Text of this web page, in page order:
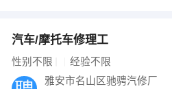
汽车/摩托车修理工
性别不限 经验不限
雅安市名山区驰骋汽修厂